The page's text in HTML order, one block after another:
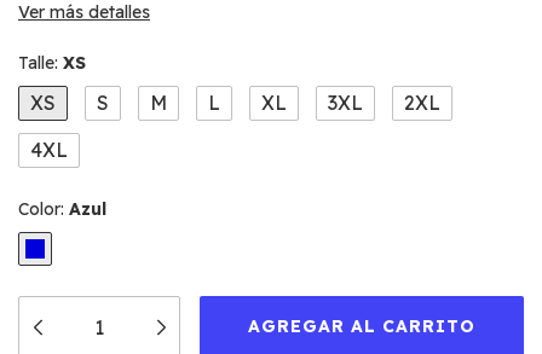
Ver más detalles
Talle: XS
XS S M L XL 3XL
2XL
4XL
Color: Azul